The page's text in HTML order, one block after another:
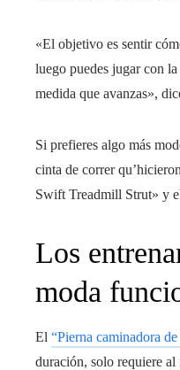
«El objetivo es sentir
luego puedes jugar con
medida que avanzas»,
Si prefieres algo más
cinta de correr
Swift Treadmill Strut» y
Los
moda
El “Pierna caminadora
duración, solo requiere